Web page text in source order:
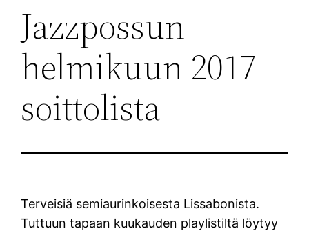
Jazzpossun
helmikuun 2017
soittolista
Terveisiä semiaurinkoisesta Lissabonista.
Tuttuun tapaan kuukauden playlistiltä löytyy